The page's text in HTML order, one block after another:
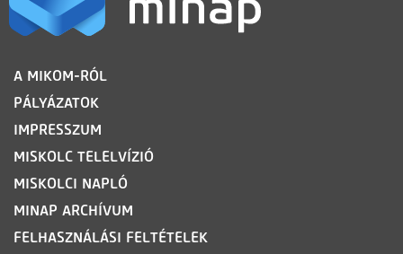
LÁBLÉC
A MIKOM-RÓL
PÁLYÁZATOK
IMPRESSZUM
MISKOLC TELELVÍZIÓ
MISKOLCI NAPLÓ
MINAP ARCHÍVUM
FELHASZNÁLÁSI FELTÉTELEK